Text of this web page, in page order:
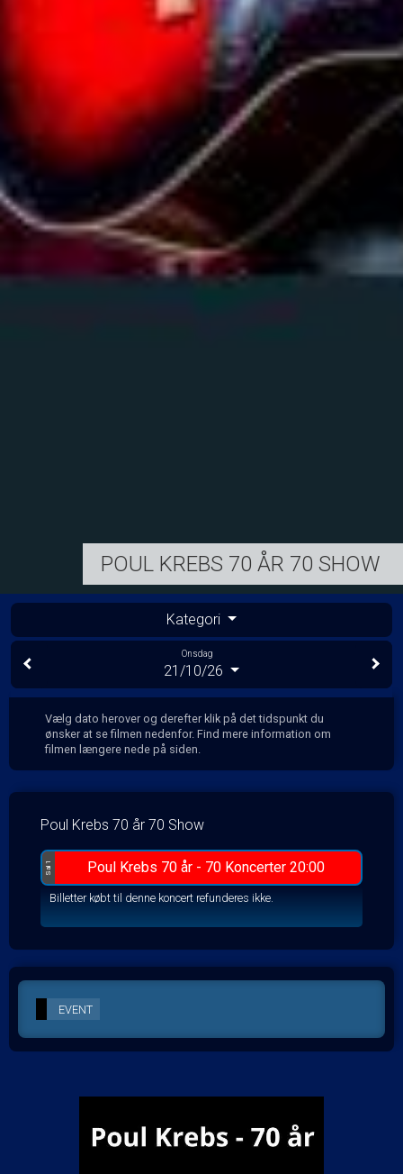
POUL KREBS 70 ÅR 70 SHOW
Kategori
Onsdag
21/10/26
Vælg dato herover og derefter klik på det tidspunkt du
ønsker at se filmen nedenfor. Find mere information om
filmen længere nede på siden.
Poul Krebs 70 år 70 Show
Sal 1 Poul Krebs 70 år - 70 Koncerter 20:00
Billetter købt til denne koncert refunderes ikke.
EVENT